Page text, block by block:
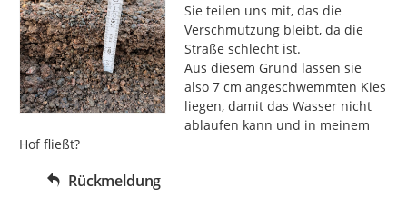
Sie teilen uns mit, das die
Verschmutzung bleibt, da die
Straße schlecht ist.
Aus diesem Grund lassen sie
also 7 cm angeschwemmten Kies
liegen, damit das Wasser nicht
ablaufen kann und in meinem
Hof fließt?
Rückmeldung